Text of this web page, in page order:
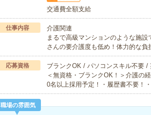
交通費全額支給
仕事内容
介護関連
まるで高級マンションのような施
さんの要介護度も低め！体力的な
応募資格
ブランクOK / パソコンスキル不要 /
＜無資格・ブランクOK！＞介護の
0名以上採用予定！・履歴書不要！
職場の雰囲気